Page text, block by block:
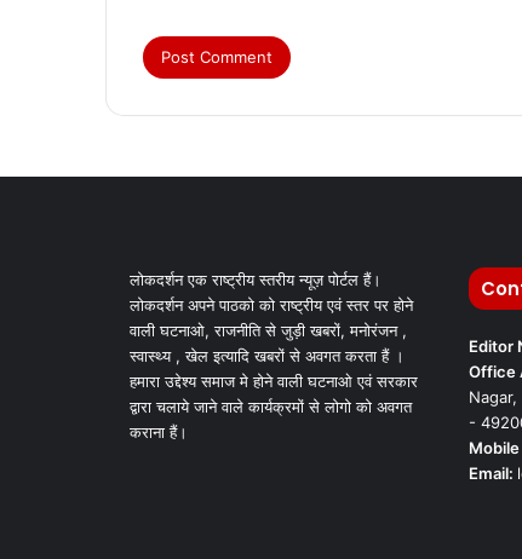
लोकदर्शन एक राष्ट्रीय स्तरीय न्यूज़ पोर्टल हैं।
लोकदर्शन अपने पाठको को राष्ट्रीय एवं स्तर पर होने
वाली घटनाओ, राजनीति से जुड़ी खबरों, मनोरंजन ,
स्वास्थ्य , खेल इत्यादि खबरों से अवगत करता हैं ।
हमारा उद्देश्य समाज मे होने वाली घटनाओ एवं सरकार
द्वारा चलाये जाने वाले कार्यक्रमों से लोगो को अवगत
कराना हैं।
Editor
Office
-
Email: